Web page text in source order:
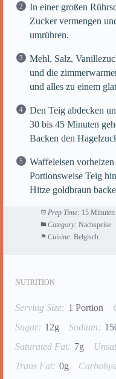
In einer großen
Zucker vermengen
umrühren.
Mehl, Salz,
und die
und alles zu einem
Den Teig abdecken
30 bis 45 Minuten
Backen den
Waffeleisen
Portionsweise Teig
Hitze goldbraun
Prep Time: 15 Minuten
Category: Nachspeise
Cuisine: Belgisch
NUTRITION
Serving Size: 1 Portion
Sugar: 12g Sodium:
Saturated Fat: 7g
Trans Fat: 0g